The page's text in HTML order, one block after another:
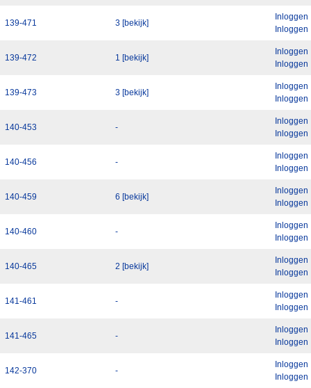
139-471 3 [bekijk]
Inloggen
Inloggen
139-472 1 [bekijk]
Inloggen
Inloggen
139-473 3 [bekijk]
Inloggen
Inloggen
140-453 -
Inloggen
Inloggen
140-456 -
Inloggen
Inloggen
140-459 6 [bekijk]
Inloggen
Inloggen
140-460 -
Inloggen
Inloggen
140-465 2 [bekijk]
Inloggen
Inloggen
141-461 -
Inloggen
Inloggen
141-465 -
Inloggen
Inloggen
142-370 -
Inloggen
Inloggen